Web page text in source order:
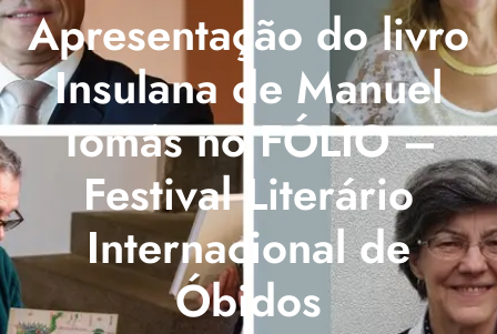
Apresentação do livro
Insulana de Manuel
Tomás no FÓLIO –
Festival Literário
Internacional de
Óbidos